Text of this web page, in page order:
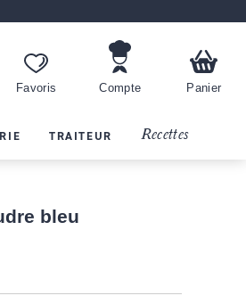
Favoris Compte Panier
TRAITEUR Recettes
bleu